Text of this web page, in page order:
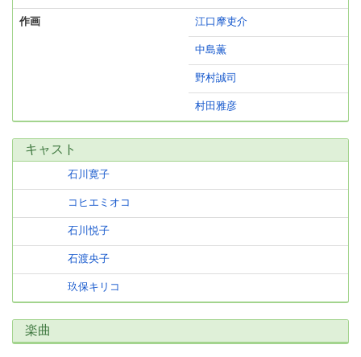
作画 江口摩吏介
中島薫
野村誠司
村田雅彦
キャスト
石川寛子
コヒエミオコ
石川悦子
石渡央子
玖保キリコ
楽曲